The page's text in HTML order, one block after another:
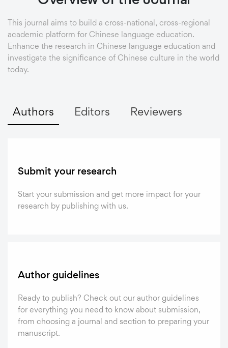
This journal aims to build a cross-national, cross-regional
academic platform for Chinese language education.
Enhance the research in Chinese language education and
investigate the significance of Chinese culture in the world
today.
Authors Editors Reviewers
Submit your research
Start your submission and get more impact for your
research by publishing with us.
Author guidelines
Ready to publish? Check out our author guidelines
for everything you need to know about submission,
from choosing a journal and section to preparing your
manuscript.